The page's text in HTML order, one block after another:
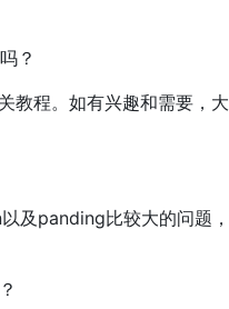
？
教程。如有兴趣和需要，
及panding比较大的问题